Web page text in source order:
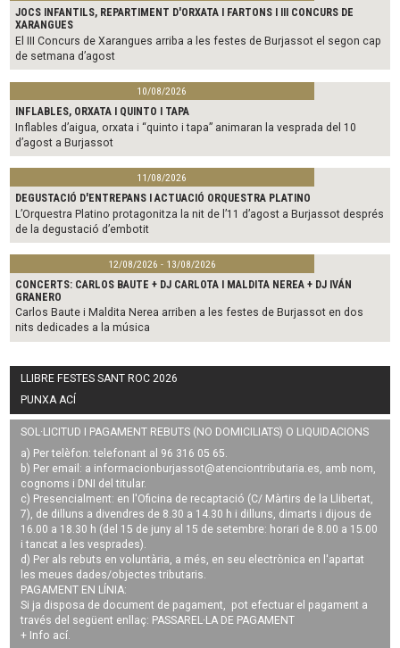
JOCS INFANTILS, REPARTIMENT D'ORXATA I FARTONS I III CONCURS DE
XARANGUES
El III Concurs de Xarangues arriba a les festes de Burjassot el segon cap
de setmana d’agost
10/08/2026
INFLABLES, ORXATA I QUINTO I TAPA
Inflables d’aigua, orxata i “quinto i tapa” animaran la vesprada del 10
d’agost a Burjassot
11/08/2026
DEGUSTACIÓ D'ENTREPANS I ACTUACIÓ ORQUESTRA PLATINO
L’Orquestra Platino protagonitza la nit de l’11 d’agost a Burjassot després
de la degustació d’embotit
12/08/2026 - 13/08/2026
CONCERTS: CARLOS BAUTE + DJ CARLOTA I MALDITA NEREA + DJ IVÁN
GRANERO
Carlos Baute i Maldita Nerea arriben a les festes de Burjassot en dos
nits dedicades a la música
LLIBRE FESTES SANT ROC 2026
PUNXA ACÍ
SOL·LICITUD I PAGAMENT REBUTS (NO DOMICILIATS) O LIQUIDACIONS
a) Per telèfon: telefonant al 96 316 05 65.
b) Per email: a informacionburjassot@atenciontributaria.es, amb nom,
cognoms i DNI del titular.
c) Presencialment: en l'Oficina de recaptació (C/ Màrtirs de la Llibertat,
7), de dilluns a divendres de 8.30 a 14.30 h i dilluns, dimarts i dijous de
16.00 a 18.30 h (del 15 de juny al 15 de setembre: horari de 8.00 a 15.00
i tancat a les vesprades).
d) Per als rebuts en voluntària, a més, en seu electrònica en l'apartat
les meues dades/objectes tributaris.
PAGAMENT EN LÍNIA:
Si ja disposa de document de pagament, pot efectuar el pagament a
través del següent enllaç: PASSAREL·LA DE PAGAMENT
+ Info ací.